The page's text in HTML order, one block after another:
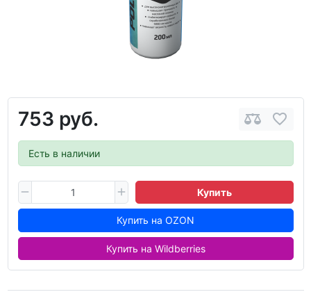
753 руб.
Есть в наличии
Купить
Купить на OZON
Купить на Wildberries